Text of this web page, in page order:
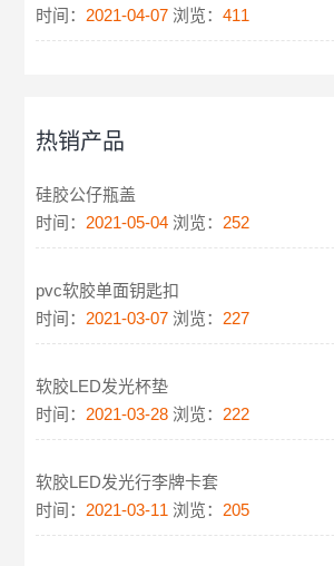
时间： 2021-04-07 浏览：411
热销产品
硅胶公仔瓶盖
时间： 2021-05-04 浏览： 252
pvc软胶单面钥匙扣
时间： 2021-03-07 浏览： 227
软胶LED发光杯垫
时间： 2021-03-28 浏览： 222
软胶LED发光行李牌卡套
时间： 2021-03-11 浏览： 205